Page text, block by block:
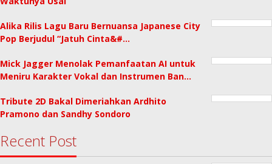
Alika Rilis Lagu Baru Bernuansa Japanese City
Pop Berjudul “Jatuh Cinta&#…
Mick Jagger Menolak Pemanfaatan AI untuk
Meniru Karakter Vokal dan Instrumen Ban…
Tribute 2D Bakal Dimeriahkan Ardhito
Pramono dan Sandhy Sondoro
Recent Post